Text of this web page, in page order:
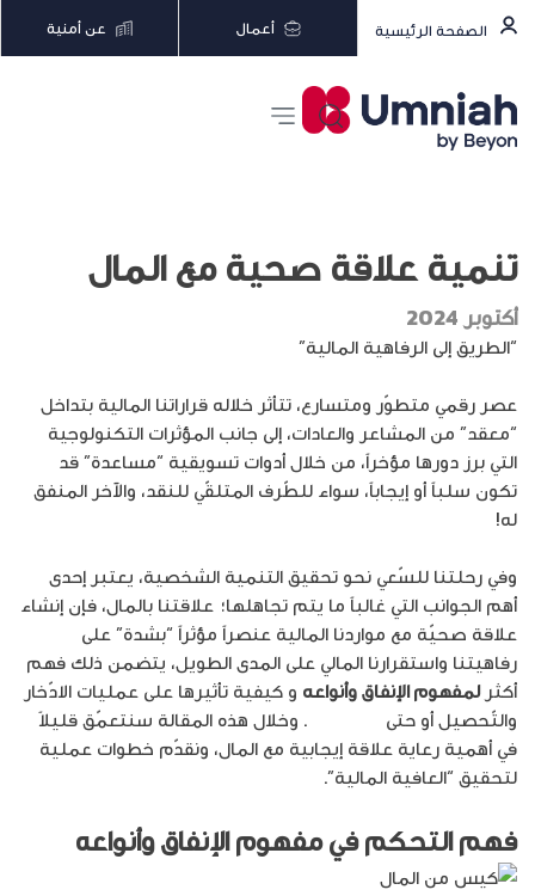
الصفحة الرئيسية أعمال عن أمنية
تنمية علاقة صحية مع المال
أكتوبر 2024
“الطريق إلى الرفاهية المالية”
عصر رقمي متطوّر ومتسارع، تتأثر خلاله قراراتنا المالية بتداخل
“معقد” من المشاعر والعادات، إلى جانب المؤثرات التكنولوجية
التي برز دورها مؤخراً، من خلال أدوات تسويقية “مساعدة” قد
تكون سلباً أو إيجاباً، سواء للطّرف المتلقّي للنقد، والآخر المنفق
له!
وفي رحلتنا للسّعي نحو تحقيق التنمية الشخصية، يعتبر إحدى
أهم الجوانب التي غالباً ما يتم تجاهلها؛ علاقتنا بالمال، فإن إنشاء
علاقة صحيّة مع مواردنا المالية عنصراً مؤثراً “بشدة” على
رفاهيتنا واستقرارنا المالي على المدى الطويل، يتضمن ذلك فهم
أكثرلمفهوم الإنفاق وأنواعه و كيفية تأثيرها على عمليات الادّخار
والتّحصيل أو حتى
. وخلال هذه المقالة سنتعمّق قليلاً
في أهمية رعاية علاقة إيجابية مع المال، ونقدّم خطوات عملية
لتحقيق “العافية المالية”.
فهم التحكم فيمفهوم الإنفاق وأنواعه